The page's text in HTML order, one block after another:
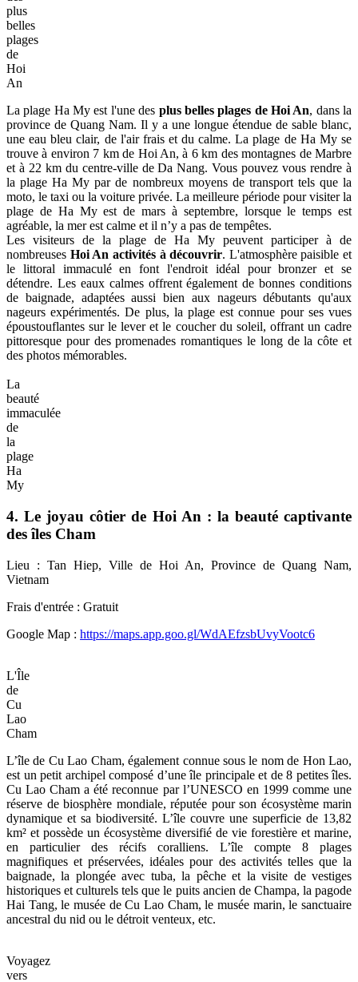
plus
belles
plages
de
Hoi
An
La plage Ha My est l'une des plus belles plages de Hoi An, dans la
province de Quang Nam. Il y a une longue étendue de sable blanc,
une eau bleu clair, de l'air frais et du calme. La plage de Ha My se
trouve à environ 7 km de Hoi An, à 6 km des montagnes de Marbre
et à 22 km du centre-ville de Da Nang. Vous pouvez vous rendre à
la plage Ha My par de nombreux moyens de transport tels que la
moto, le taxi ou la voiture privée. La meilleure période pour visiter la
plage de Ha My est de mars à septembre, lorsque le temps est
agréable, la mer est calme et il n’y a pas de tempêtes.
Les visiteurs de la plage de Ha My peuvent participer à de
nombreuses Hoi An activités à découvrir. L'atmosphère paisible et
le littoral immaculé en font l'endroit idéal pour bronzer et se
détendre. Les eaux calmes offrent également de bonnes conditions
de baignade, adaptées aussi bien aux nageurs débutants qu'aux
nageurs expérimentés. De plus, la plage est connue pour ses vues
époustouflantes sur le lever et le coucher du soleil, offrant un cadre
pittoresque pour des promenades romantiques le long de la côte et
des photos mémorables.
La
beauté
immaculée
de
la
plage
Ha
My
4. Le joyau côtier de Hoi An : la beauté captivante
des îles Cham
Lieu : Tan Hiep, Ville de Hoi An, Province de Quang Nam,
Vietnam
Frais d'entrée : Gratuit
Google Map : https://maps.app.goo.gl/WdAEfzsbUvyVootc6
L'Île
de
Cu
Lao
Cham
L’île de Cu Lao Cham, également connue sous le nom de Hon Lao,
est un petit archipel composé d’une île principale et de 8 petites îles.
Cu Lao Cham a été reconnue par l’UNESCO en 1999 comme une
réserve de biosphère mondiale, réputée pour son écosystème marin
dynamique et sa biodiversité. L’île couvre une superficie de 13,82
km² et possède un écosystème diversifié de vie forestière et marine,
en particulier des récifs coralliens. L’île compte 8 plages
magnifiques et préservées, idéales pour des activités telles que la
baignade, la plongée avec tuba, la pêche et la visite de vestiges
historiques et culturels tels que le puits ancien de Champa, la pagode
Hai Tang, le musée de Cu Lao Cham, le musée marin, le sanctuaire
ancestral du nid ou le détroit venteux, etc.
Voyagez
vers